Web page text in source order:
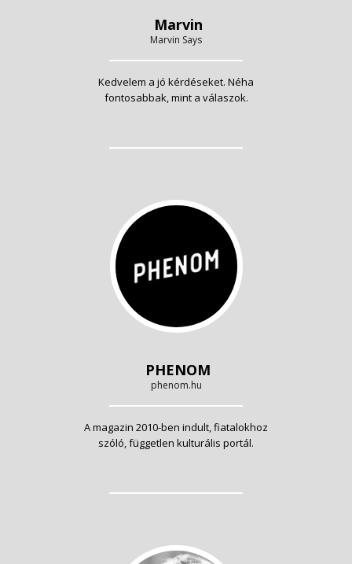
Marvin
Marvin Says
Kedvelem a jó kérdéseket. Néha
fontosabbak, mint a válaszok.
PHENOM
phenom.hu
A magazin 2010-ben indult, fiatalokhoz
szóló, független kulturális portál.